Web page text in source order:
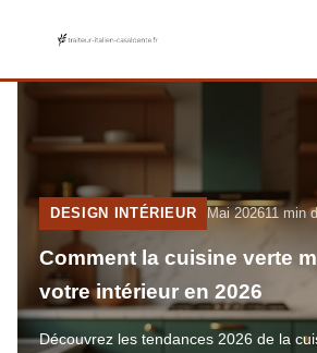
DESIGN INTÉRIEUR Mai 202611 min
Comment la cuisine verte
votre intérieur en 2026
Découvrez les tendances 2026 de la